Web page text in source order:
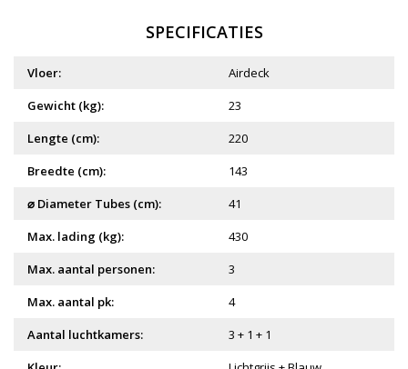
SPECIFICATIES
Vloer:
Airdeck
Gewicht (kg):
23
Lengte (cm):
220
Breedte (cm):
143
⌀ Diameter Tubes (cm):
41
Max. lading (kg):
430
Max. aantal personen:
3
Max. aantal pk:
4
Aantal luchtkamers:
3 + 1 + 1